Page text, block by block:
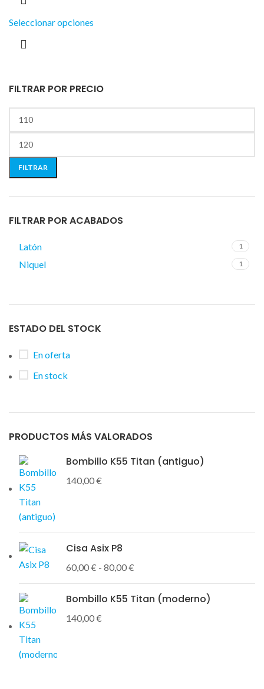
FILTRAR POR PRECIO
FILTRAR
FILTRAR POR ACABADOS
Latón 1
Niquel 1
ESTADO DEL STOCK
En oferta
En stock
PRODUCTOS MÁS VALORADOS
Bombillo K55 Titan (antiguo)
140,00€
Cisa Asix P8
60,00€ - 80,00€
Bombillo K55 Titan (moderno)
140,00€
Seleccionar opciones